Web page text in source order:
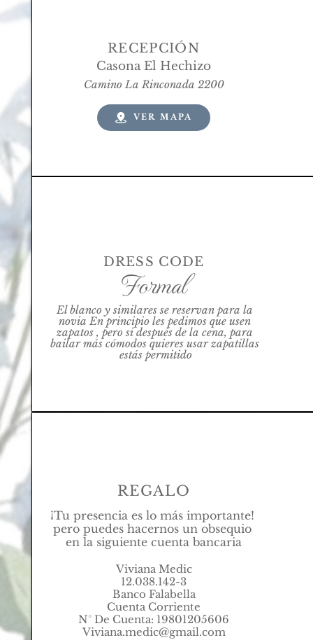
RECEPCIÓN
Casona El Hechizo
Camino La Rinconada 2200
VER MAPA
DRESS CODE
Formal
El blanco y similares se reservan para la
novia En principio les pedimos que usen
zapatos , pero si después de la cena, para
bailar más cómodos quieres usar zapatillas
estás permitido
REGALO
¡Tu presencia es lo más importante!
pero puedes hacernos un obsequio
en la siguiente cuenta bancaria
Viviana Medic
12.038.142-3
Banco Falabella
Cuenta Corriente
N° De Cuenta: 19801205606
Viviana.medic@gmail.com